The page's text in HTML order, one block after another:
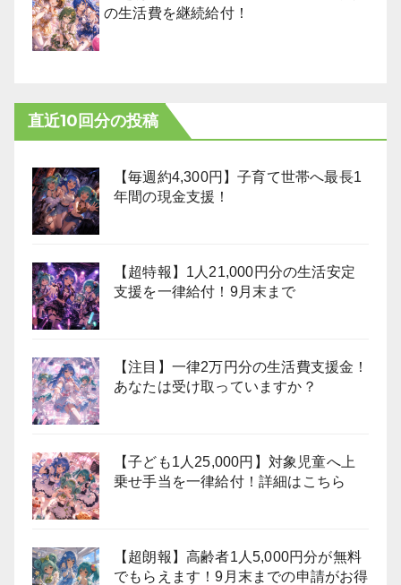
の生活費を継続給付！
直近10回分の投稿
【毎週約4,300円】子育て世帯へ最長1
年間の現金支援！
【超特報】1人21,000円分の生活安定
支援を一律給付！9月末まで
【注目】一律2万円分の生活費支援金！
あなたは受け取っていますか？
【子ども1人25,000円】対象児童へ上
乗せ手当を一律給付！詳細はこちら
【超朗報】高齢者1人5,000円分が無料
でもらえます！9月末までの申請がお得